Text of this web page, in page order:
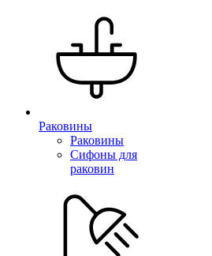
Раковины
Раковины
Сифоны для
раковин